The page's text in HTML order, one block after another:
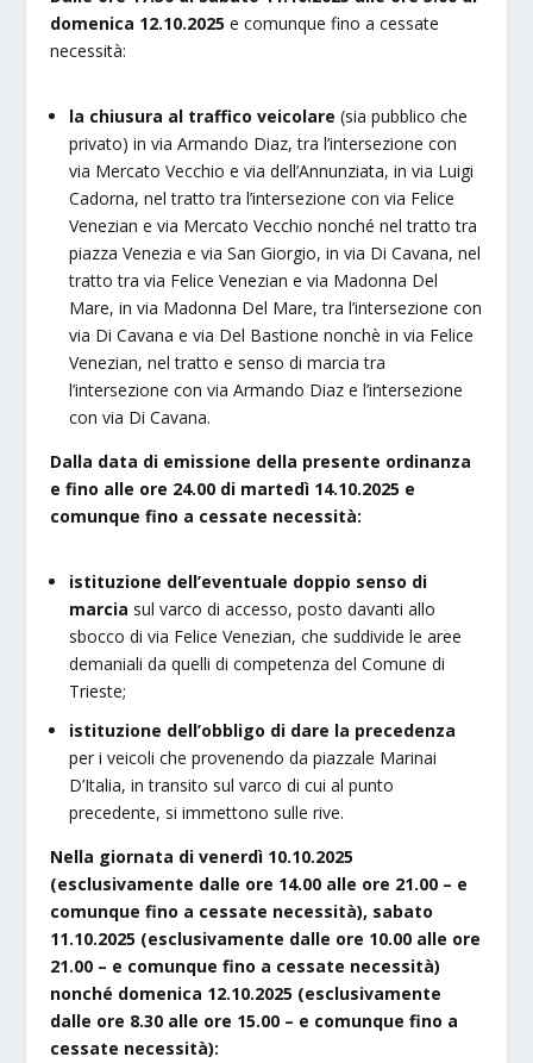
domenica 12.10.2025e comunque fino a cessate
necessità:
la chiusura al traffico veicolare (sia pubblico che
privato) in via Armando Diaz, tra l’intersezione con
via Mercato Vecchio e via dell’Annunziata, in via Luigi
Cadorna, nel tratto tra l’intersezione con via Felice
Venezian e via Mercato Vecchio nonché nel tratto tra
piazza Venezia e via San Giorgio, in via Di Cavana, nel
tratto tra via Felice Venezian e via Madonna Del
Mare, in via Madonna Del Mare, tra l’intersezione con
via Di Cavana e via Del Bastione nonchè in via Felice
Venezian, nel tratto e senso di marcia tra
l’intersezione con via Armando Diaz e l’intersezione
con via Di Cavana.
Dalla data di emissione della presente ordinanza
e fino alle ore 24.00 di martedì 14.10.2025 e
comunque fino a cessate necessità:
istituzione dell’eventuale doppio senso di
marcia sul varco di accesso, posto davanti allo
sbocco di via Felice Venezian, che suddivide le aree
demaniali da quelli di competenza del Comune di
Trieste;
istituzione dell’obbligo di dare la precedenza
per i veicoli che provenendo da piazzale Marinai
D’Italia, in transito sul varco di cui al punto
precedente, si immettono sulle rive.
Nella giornata di venerdì 10.10.2025
(esclusivamente dalle ore 14.00 alle ore 21.00 – e
comunque fino a cessate necessità), sabato
11.10.2025 (esclusivamente dalle ore 10.00 alle ore
21.00 – e comunque fino a cessate necessità)
nonché domenica 12.10.2025 (esclusivamente
dalle ore 8.30 alle ore 15.00 – e comunque fino a
cessate necessità):